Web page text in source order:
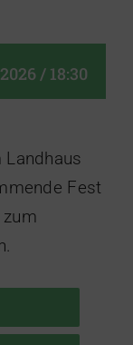
/ 18:30
Fest